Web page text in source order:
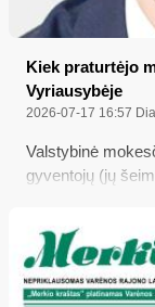
Kiek praturtėjo
Vyriausybėje
2026-07-17 16:57
Valstybinė
gyventojų (jų
sukaupė buvę ar
Martynas
Remigijus
ministro, dviejų